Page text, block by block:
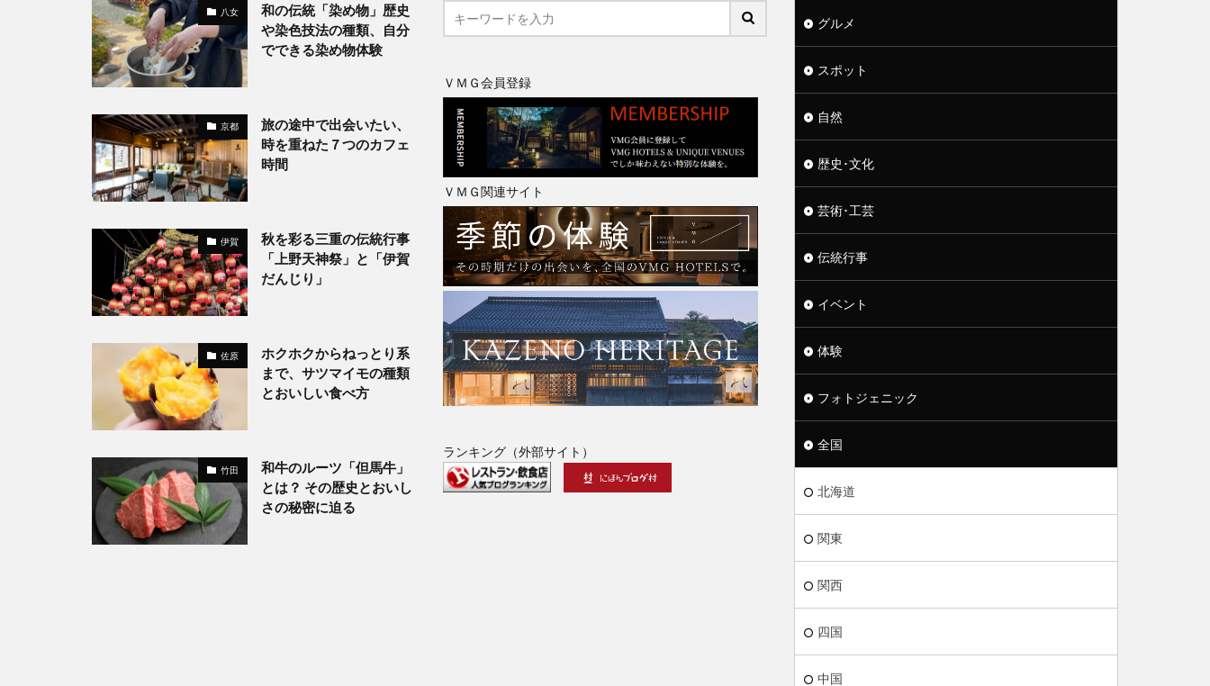
八女
和の伝統「染め物」歴史
や染色技法の種類、自分
でできる染め物体験
京都
旅の途中で出会いたい、
時を重ねた７つのカフェ
時間
伊賀
秋を彩る三重の伝統行事
「上野天神祭」と「伊賀
だんじり」
佐原
ホクホクからねっとり系
まで、サツマイモの種類
とおいしい食べ方
竹田
和牛のルーツ「但馬牛」
とは？ その歴史とおいし
さの秘密に迫る
ＶＭＧ会員登録
ＶＭＧ関連サイト
ランキング（外部サイト）
グルメ
スポット
自然
歴史･文化
芸術･工芸
伝統行事
イベント
体験
フォトジェニック
全国
北海道
関東
関西
四国
中国